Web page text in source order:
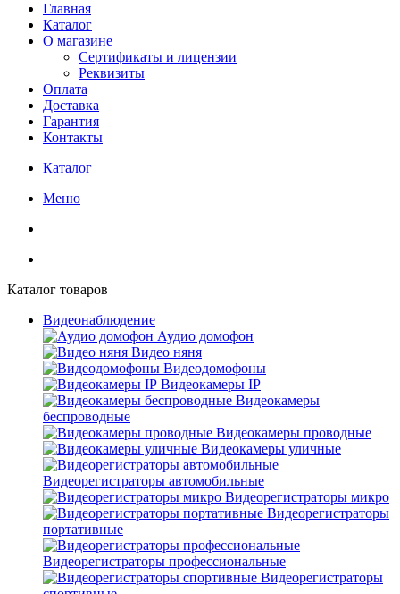
Главная
Каталог
О магазине
Сертификаты и лицензии
Реквизиты
Оплата
Доставка
Гарантия
Контакты
Каталог
Меню
Каталог товаров
Видеонаблюдение
Аудио домофон
Видео няня
Видеодомофоны
Видеокамеры IP
Видеокамеры
беспроводные
Видеокамеры проводные
Видеокамеры уличные
Видеорегистраторы автомобильные
Видеорегистраторы микро
Видеорегистраторы
портативные
Видеорегистраторы профессиональные
Видеорегистраторы